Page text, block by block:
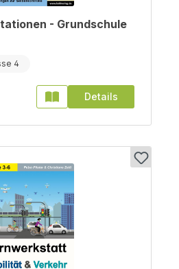
- Grundschule
4
Details